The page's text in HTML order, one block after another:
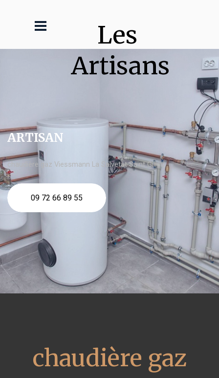
Les
Artisans
ARTISAN
chaudière gaz Viessmann La Salvetat Saint Gilles
09 72 66 89 55
chaudière gaz